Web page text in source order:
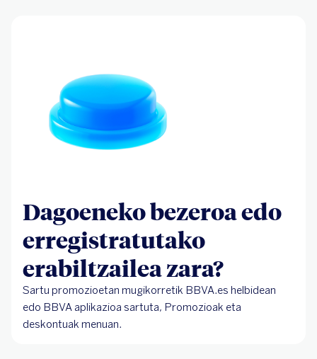
Dagoeneko bezeroa edo
erregistratutako
erabiltzailea zara?
Sartu promozioetan mugikorretik BBVA.es helbidean
edo BBVA aplikazioa sartuta, Promozioak eta
deskontuak menuan.